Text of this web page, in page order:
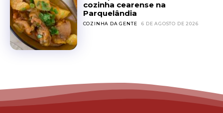
cozinha cearense na
Parquelândia
COZINHA DA GENTE 6 DE AGOSTO DE 2026